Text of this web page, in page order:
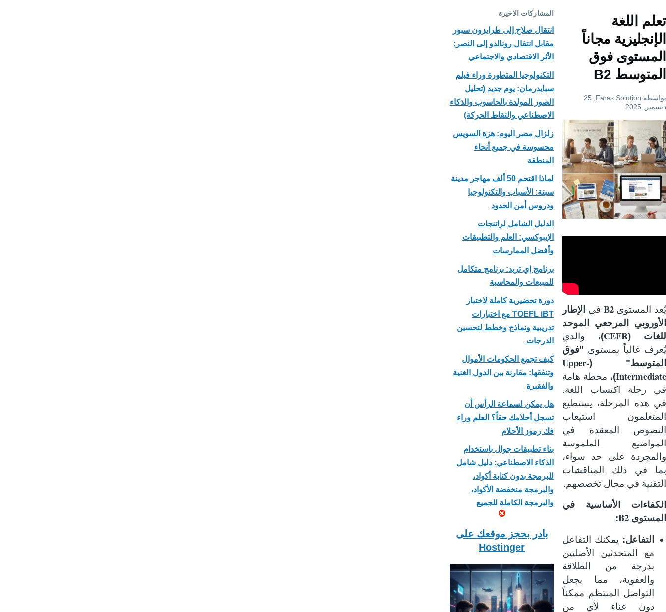
تعلم اللغة
الإنجليزية مجاناً
المستوى فوق
المتوسط B2
بواسطة Fares Solution
, 25
ديسمبر, 2025
يُعد المستوىB2 في
الإطار
الأوروبي المرجعي الموحد
للغات (CEFR
)، والذي
يُعرف غالباً بمستوى "فوق
المتوسط" (Upper-
Intermediate
)، محطة هامة
في رحلة اكتساب اللغة.
في هذه المرحلة، يستطيع
المتعلمون استيعاب
النصوص المعقدة في
المواضيع الملموسة
والمجردة على حد سواء،
بما في ذلك المناقشات
التقنية في مجال تخصصهم.
الكفاءات الأساسية في
المستوى B2
:
التفاعل: يمكنك التفاعل
مع المتحدثين الأصليين
بدرجة من الطلاقة
والعفوية، مما يجعل
التواصل المنتظم ممكناً
دون عناء لأي من
المشاركات الاخيرة
انتقال صلاح إلى طرابزون سبور
مقابل انتقال رونالدو إلى النصر:
الأثر الاقتصادي والاجتماعي
التكنولوجيا المتطورة وراء فيلم
سبايدرمان: يوم جديد (تحليل
الصور المولدة بالحاسوب والذكاء
الاصطناعي والتقاط الحركة)
زلزال مصر اليوم: هزة السويس
محسوسة في جميع أنحاء
المنطقة
لماذا اقتحم 50 ألف مهاجر مدينة
سبتة: الأسباب والتكنولوجيا
ودروس أمن الحدود
الدليل الشامل لراتنجات
الإيبوكسي: العلم والتطبيقات
وأفضل الممارسات
برنامج إي تريد: برنامج متكامل
للمبيعات والمحاسبة
دورة تحضيرية كاملة لاختبار
TOEFL iBT مع اختبارات
تدريبية ونماذج وخطط لتحسين
الدرجات
كيف تجمع الحكومات الأموال
وتنفقها: مقارنة بين الدول الغنية
والفقيرة
هل يمكن لسماعة الرأس أن
تسجل أحلامك حقاً؟ العلم وراء
فك رموز الأحلام
بناء تطبيقات جوال باستخدام
الذكاء الاصطناعي: دليل شامل
للبرمجة بدون كتابة أكواد،
والبرمجة منخفضة الأكواد،
والبرمجة الكاملة للجميع
بادر بحجز موقعك على
Hostinger